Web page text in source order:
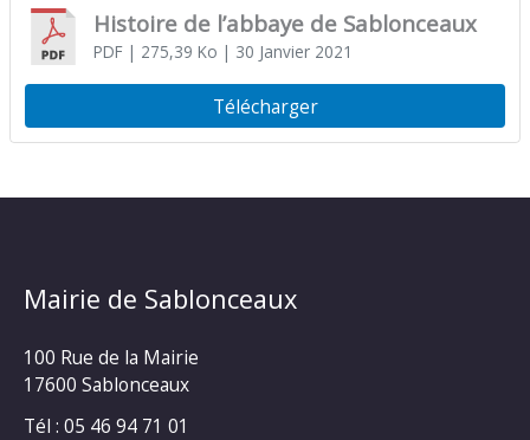
Histoire de l’abbaye de Sablonceaux
PDF| 275,39 Ko | 30 Janvier 2021
Télécharger
Mairie de Sablonceaux
100 Rue de la Mairie
17600 Sablonceaux
Tél : 05 46 94 71 01